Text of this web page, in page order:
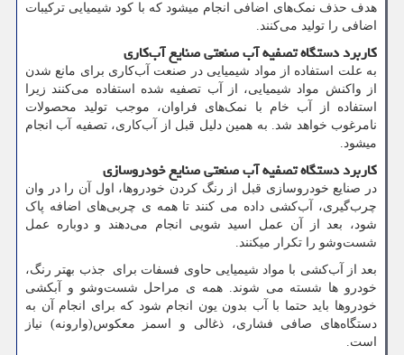
هدف حذف نمک‌های اضافی انجام میشود که با کود شیمیایی ترکیبات
اضافی را تولید می‌کنند.
کاربرد دستگاه تصفیه آب صنعتی صنایع آب‌کاری
به علت استفاده از مواد شیمیایی در صنعت آب‌کاری برای مانع شدن
از واکنش مواد شیمیایی، از آب تصفیه شده استفاده می‌کنند زیرا
استفاده از آب خام با نمک‌های فراوان، موجب تولید محصولات
نامرغوب خواهد شد. به همین دلیل قبل از آب‌کاری، تصفیه آب انجام
میشود.
کاربرد دستگاه تصفیه آب صنعتی صنایع خودروسازی
در صنایع خودروسازی قبل از رنگ کردن خودروها، اول آن را در وان
چرب‌گیری، آب‌کشی داده می کنند تا همه ی چربی‌های اضافه پاک
شود، بعد از آن عمل اسید شویی انجام می‌دهند و دوباره عمل
شست‌و‌شو را تکرار میکنند.
بعد از آب‌کشی با مواد شیمیایی حاوی فسفات برای جذب بهتر رنگ،
خودرو ها شسته می شوند. همه ی مراحل شست‌‌و‌شو و آبکشی
خودروها باید حتما با آب بدون یون انجام شود که برای انجام آن به
دستگاه‌های صافی فشاری، ذغالی و اسمز معکوس(وارونه) نیاز
است.